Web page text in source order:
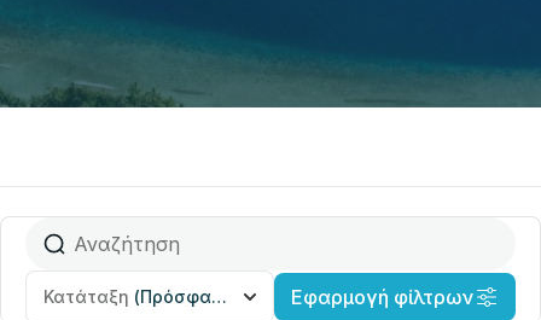
Κατάταξη (Πρόσφατα προστέθηκε) Εφαρμογή φίλτρων